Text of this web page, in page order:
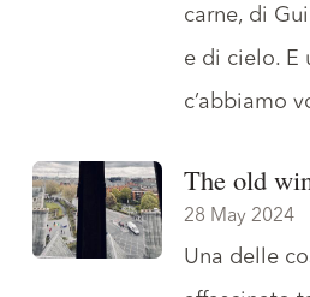
carne, di
e di cielo. E
c’abbiamo
The old
28 May 2024
Una delle